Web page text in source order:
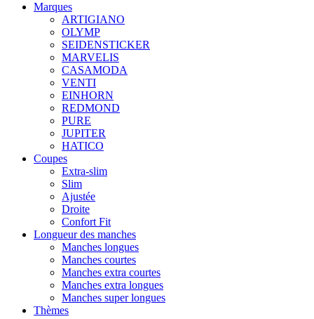
Marques
ARTIGIANO
OLYMP
SEIDENSTICKER
MARVELIS
CASAMODA
VENTI
EINHORN
REDMOND
PURE
JUPITER
HATICO
Coupes
Extra-slim
Slim
Ajustée
Droite
Confort Fit
Longueur des manches
Manches longues
Manches courtes
Manches extra courtes
Manches extra longues
Manches super longues
Thèmes